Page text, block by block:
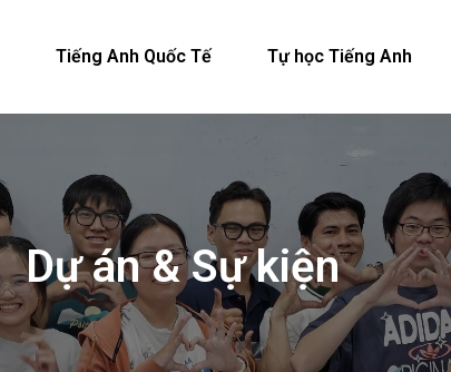
Tiếng Anh Quốc Tế Tự học Tiếng Anh
Dự án & Sự kiện